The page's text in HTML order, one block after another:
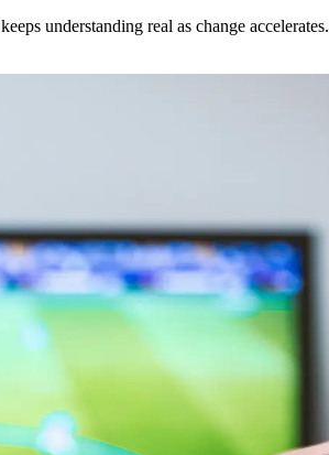
understanding real as change accelerates.